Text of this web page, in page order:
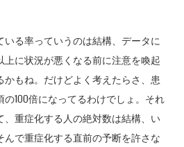
る率っていうのは結構、データに
上に状況が悪くなる前に注意を喚起
かもね。だけどよく考えたらさ、患
100倍になってるわけでしょ。それ
、重症化する人の絶対数は結構、い
んで重症化する直前の予断を許さな